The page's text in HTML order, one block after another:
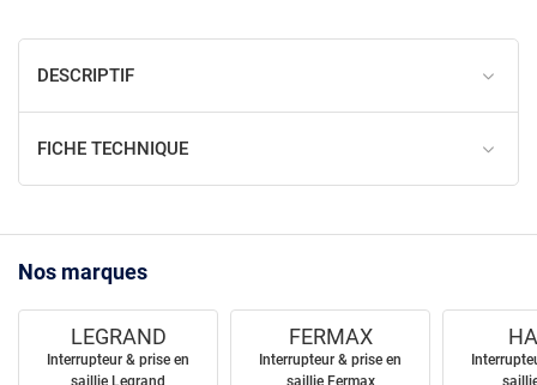
DESCRIPTIF
FICHE TECHNIQUE
Nos marques
LEGRAND
Interrupteur & prise en
saillie Legrand
FERMAX
Interrupteur & prise en
saillie Fermax